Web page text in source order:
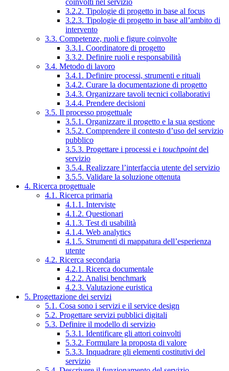
coinvolti nel servizio
3.2.2. Tipologie di progetto in base al focus
3.2.3. Tipologie di progetto in base all’ambito di
intervento
3.3. Competenze, ruoli e figure coinvolte
3.3.1. Coordinatore di progetto
3.3.2. Definire ruoli e responsabilità
3.4. Metodo di lavoro
3.4.1. Definire processi, strumenti e rituali
3.4.2. Curare la documentazione di progetto
3.4.3. Organizzare tavoli tecnici collaborativi
3.4.4. Prendere decisioni
3.5. Il processo progettuale
3.5.1. Organizzare il progetto e la sua gestione
3.5.2. Comprendere il contesto d’uso del servizio
pubblico
3.5.3. Progettare i processi e i touchpointdel
servizio
3.5.4. Realizzare l’interfaccia utente del servizio
3.5.5. Validare la soluzione ottenuta
4. Ricerca progettuale
4.1. Ricerca primaria
4.1.1. Interviste
4.1.2. Questionari
4.1.3. Test di usabilità
4.1.4. Web analytics
4.1.5. Strumenti di mappatura dell’esperienza
utente
4.2. Ricerca secondaria
4.2.1. Ricerca documentale
4.2.2. Analisi benchmark
4.2.3. Valutazione euristica
5. Progettazione dei servizi
5.1. Cosa sono i servizi e il service design
5.2. Progettare servizi pubblici digitali
5.3. Definire il modello di servizio
5.3.1. Identificare gli attori coinvolti
5.3.2. Formulare la proposta di valore
5.3.3. Inquadrare gli elementi costitutivi del
servizio